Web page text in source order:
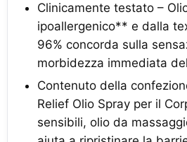
Clinicamente testato –
ipoallergenico** e dalla
96% concorda sulla
morbidezza immediata
Contenuto della
Relief Olio Spray per il
sensibili, olio da